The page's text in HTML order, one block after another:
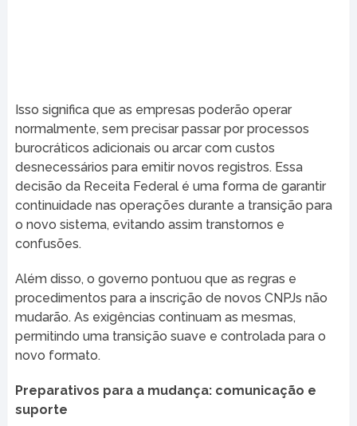
Isso significa que as empresas poderão operar
normalmente, sem precisar passar por processos
burocráticos adicionais ou arcar com custos
desnecessários para emitir novos registros. Essa
decisão da Receita Federal é uma forma de garantir
continuidade nas operações durante a transição para
o novo sistema, evitando assim transtornos e
confusões.
Além disso, o governo pontuou que as regras e
procedimentos para a inscrição de novos CNPJs não
mudarão. As exigências continuam as mesmas,
permitindo uma transição suave e controlada para o
novo formato.
Preparativos para a mudança: comunicação e
suporte